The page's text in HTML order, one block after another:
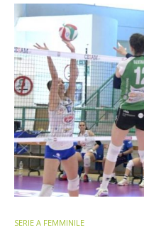
SERIE A FEMMINILE